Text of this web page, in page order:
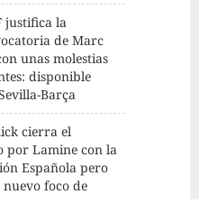
justifica la
de Marc
unas molestias
disponible
Barça
cierra el
por Lamine con la
Española pero
foco de